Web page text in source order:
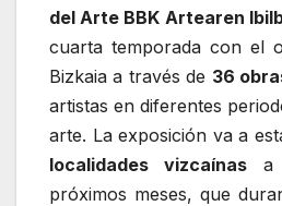
del Arte BBK Artearen
cuarta temporada con el
Bizkaia a través de 36
artistas en diferentes
arte. La exposición va a
localidades vizcaínas a
próximos meses, que